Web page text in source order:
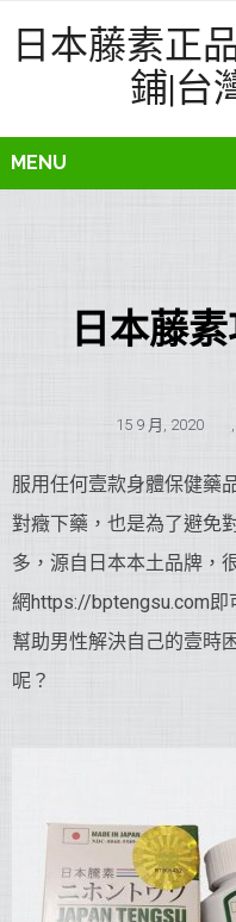
日本藤素正
鋪|台
MENU
日本藤
15 9 月, 2020 ,
服用任何壹款身體保健藥
對癥下藥，也是為了避免
多，源自日本本土品牌，
網https://bptengsu.com即
幫助男性解決自己的壹時
呢？